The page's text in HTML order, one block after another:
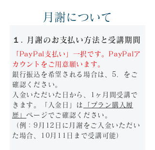
月謝について
１. 月謝のお支払い方法と受講期間
「PayPal支払い」一択です。PayPalア
カウントをご用意願います。
銀行振込を希望される場合は、5．をご
確認ください。
入金いただいた日から、1ヶ月間受講で
きます。「入金日」は
「プラン購入履
歴」ページでご確認ください。
（例：9月12日に月謝をご入金いただい
た場合、10月11日まで受講可能）